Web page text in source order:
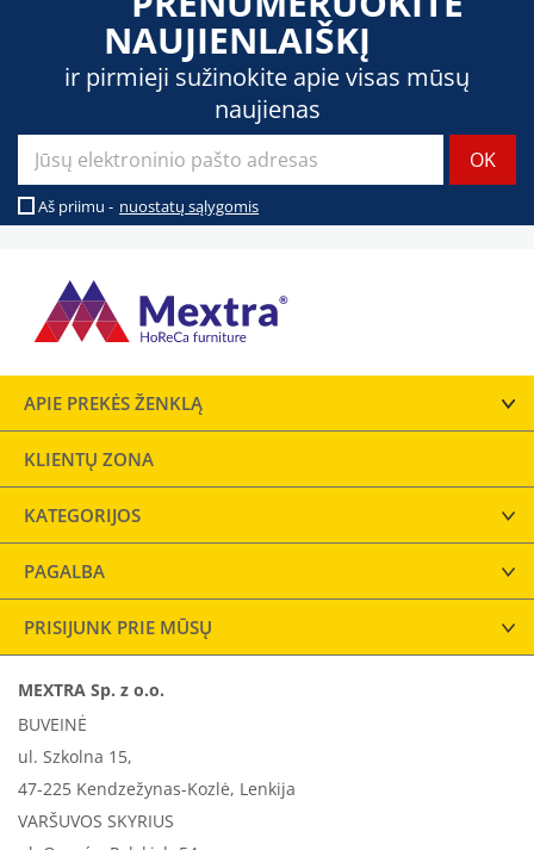
NAUJIENLAIŠKĮ
ir pirmieji sužinokite apie visas mūsų
naujienas
Aš priimu - nuostatų sąlygomis
APIE PREKĖS ŽENKLĄ
KLIENTŲ ZONA
KATEGORIJOS
PAGALBA
PRISIJUNK PRIE MŪSŲ
MEXTRA Sp. z o.o.
BUVEINĖ
ul. Szkolna 15,
47-225 Kendzežynas-Kozlė, Lenkija
VARŠUVOS SKYRIUS